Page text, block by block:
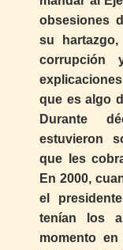
obsesiones
su
que es algo
Durante
estuvieron
que les
En 2000,
el
tenían los
momento